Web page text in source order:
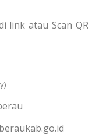
link atau Scan QR